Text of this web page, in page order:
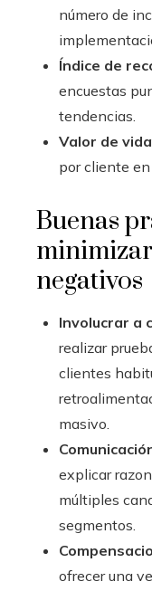
número de
Índice de
encuestas
tendencias.
Valor de
por cliente
Buenas
negativos
Involucrar a
realizar
clientes
masivo.
explicar
múltiples
segmentos.
ofrecer una